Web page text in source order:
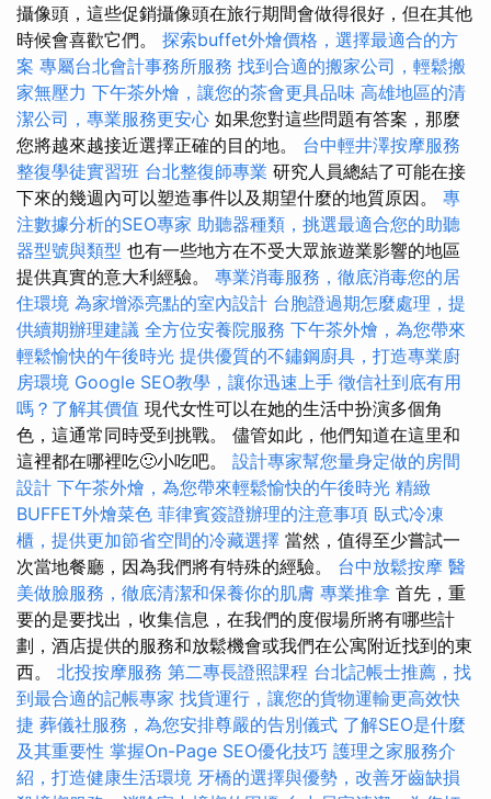
攝像頭，這些促銷攝像頭在旅行期間會做得很好，但在其他
時候會喜歡它們。 探索buffet外燴價格，選擇最適合的方
案 專屬台北會計事務所服務 找到合適的搬家公司，輕鬆搬
家無壓力 下午茶外燴，讓您的茶會更具品味 高雄地區的清
潔公司，專業服務更安心 如果您對這些問題有答案，那麼
您將越來越接近選擇正確的目的地。 台中輕井澤按摩服務
整復學徒實習班 台北整復師專業 研究人員總結了可能在接
下來的幾週內可以塑造事件以及期望什麼的地質原因。 專
注數據分析的SEO專家 助聽器種類，挑選最適合您的助聽
器型號與類型 也有一些地方在不受大眾旅遊業影響的地區
提供真實的意大利經驗。 專業消毒服務，徹底消毒您的居
住環境 為家增添亮點的室內設計 台胞證過期怎麼處理，提
供續期辦理建議 全方位安養院服務 下午茶外燴，為您帶來
輕鬆愉快的午後時光 提供優質的不鏽鋼廚具，打造專業廚
房環境 Google SEO教學，讓你迅速上手 徵信社到底有用
嗎？了解其價值 現代女性可以在她的生活中扮演多個角
色，這通常同時受到挑戰。 儘管如此，他們知道在這里和
這裡都在哪裡吃🙂小吃吧。 設計專家幫您量身定做的房間
設計 下午茶外燴，為您帶來輕鬆愉快的午後時光 精緻
BUFFET外燴菜色 菲律賓簽證辦理的注意事項 臥式冷凍
櫃，提供更加節省空間的冷藏選擇 當然，值得至少嘗試一
次當地餐廳，因為我們將有特殊的經驗。 台中放鬆按摩 醫
美做臉服務，徹底清潔和保養你的肌膚 專業推拿 首先，重
要的是要找出，收集信息，在我們的度假場所將有哪些計
劃，酒店提供的服務和放鬆機會或我們在公寓附近找到的東
西。 北投按摩服務 第二專長證照課程 台北記帳士推薦，找
到最合適的記帳專家 找貨運行，讓您的貨物運輸更高效快
捷 葬儀社服務，為您安排尊嚴的告別儀式 了解SEO是什麼
及其重要性 掌握On-Page SEO優化技巧 護理之家服務介
紹，打造健康生活環境 牙橋的選擇與優勢，改善牙齒缺損